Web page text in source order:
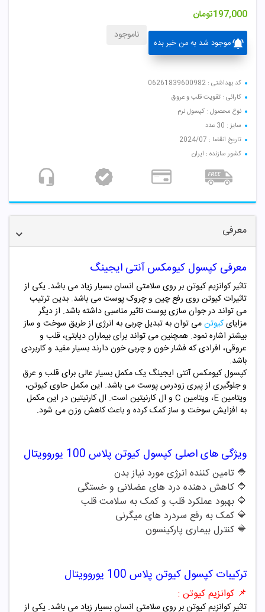
197,000تومان
موجود شد به من خبر بده
ناموجود
کد بهداشتی : 06261839600982
کارائی : تقویت قلب و عروق
نوع محصول : کپسول نرم
سایز : 30 عدد
تاریخ انقضا : 2024/07
کشور سازنده : ایران
معرفی
معرفی کپسول کیومکس آنتی ایجینگ
تاثیر کوانزیم کیوتن بر روی سلامتی انسان بسیار زیاد می باشد. یکی از
تاثیرات کیوتن روی رفع چین و چروک پوست می باشد. بدین ترتیب
می تواند در جوان سازی پوست تاثیر مناسبی داشته باشد. از دیگر
مزایایکیوتنمی توان به تبدیل چربی به انرژی از طریق سوخت و ساز
بیشتر اشاره نمود. همچنین می تواند برای بیماران دیابتی، قلب و
عروقی، افرادی که فشار خون و چربی خون دارند بسیار مفید و کاربردی
باشد.
کپسول کیومکس آنتی ایجینگ یک مکمل بسیار عالی برای قلب و عرق
و جلوگیری از پیری زودرس پوست می باشد. این مکمل حاوی کیوتن،
ویتامین E، ویتامین C و ال کارنیتین است. ال کارنیتین در این مکمل
به افزایش سوخت و ساز کمک کرده و باعث کاهش وزن می شود.
ویژگی های اصلی کپسول کیوتن پلاس 100 یوروویتال
🔷 تامین کننده انرژی مورد نیاز بدن
🔷 کاهش دهنده درد های عضلانی و خستگی
🔷 بهبود عملکرد قلب و کمک به سلامت قلب
🔷 کمک به رفع سردرد های میگرنی
🔷 کنترل بیماری پارکینسون
ترکیبات کپسول کیوتن پلاس 100 یوروویتال
📌 کوانزیم کیوتن :
تاثیر کوانزیم کیوتن بر روی سلامتی انسان بسیار زیاد می باشد. یکی از